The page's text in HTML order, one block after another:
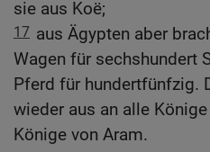
sie aus Koë;
17 aus Ägypten aber
Wagen für sechshundert
Pferd für hundertfünfzig.
wieder aus an alle
Könige von Aram.